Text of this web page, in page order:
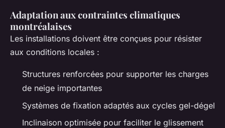
Adaptation aux contraintes climatiques
montréalaises
Les installations doivent être conçues pour résister
aux conditions locales :
Structures renforcées pour supporter les charges
de neige importantes
Systèmes de fixation adaptés aux cycles gel-dégel
Inclinaison optimisée pour faciliter le glissement